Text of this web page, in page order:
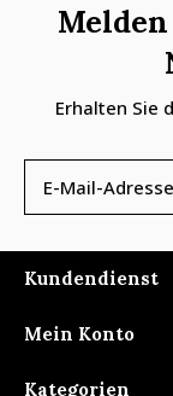
Erhalten Sie
Kundendienst
Mein Konto
Kategorien